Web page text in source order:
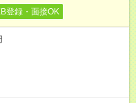
登録・面接OK